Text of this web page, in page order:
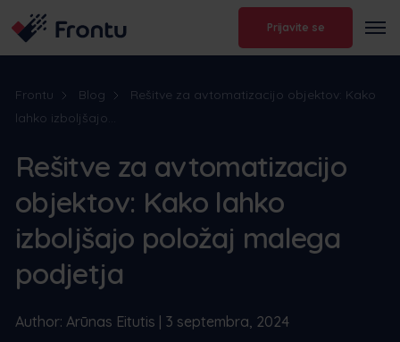
Prijavite se
Frontu Blog
Rešitve za avtomatizacijo objektov: Kako
lahko izboljšajo...
Rešitve za avtomatizacijo
objektov: Kako lahko
izboljšajo položaj malega
podjetja
Author: Arūnas Eitutis | 3 septembra, 2024